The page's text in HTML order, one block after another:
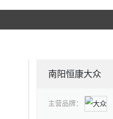
南阳恒康大众
主营品牌：